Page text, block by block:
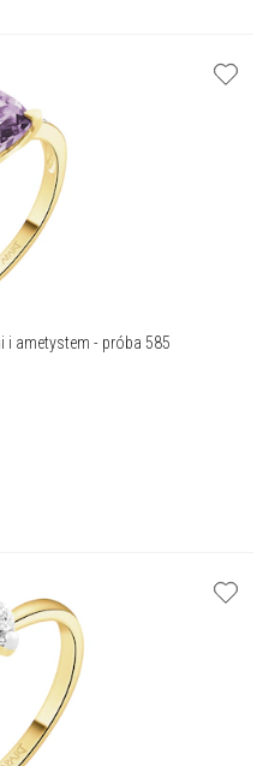
i ametystem - próba 585